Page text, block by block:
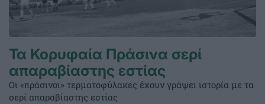
Τα Κορυφαία Πράσινα σερί
απαραβίαστης εστίας
Οι «πράσινοι» τερματοφύλακες έχουν γράψει ιστορία με τα
σερί απαραβίαστης εστίας